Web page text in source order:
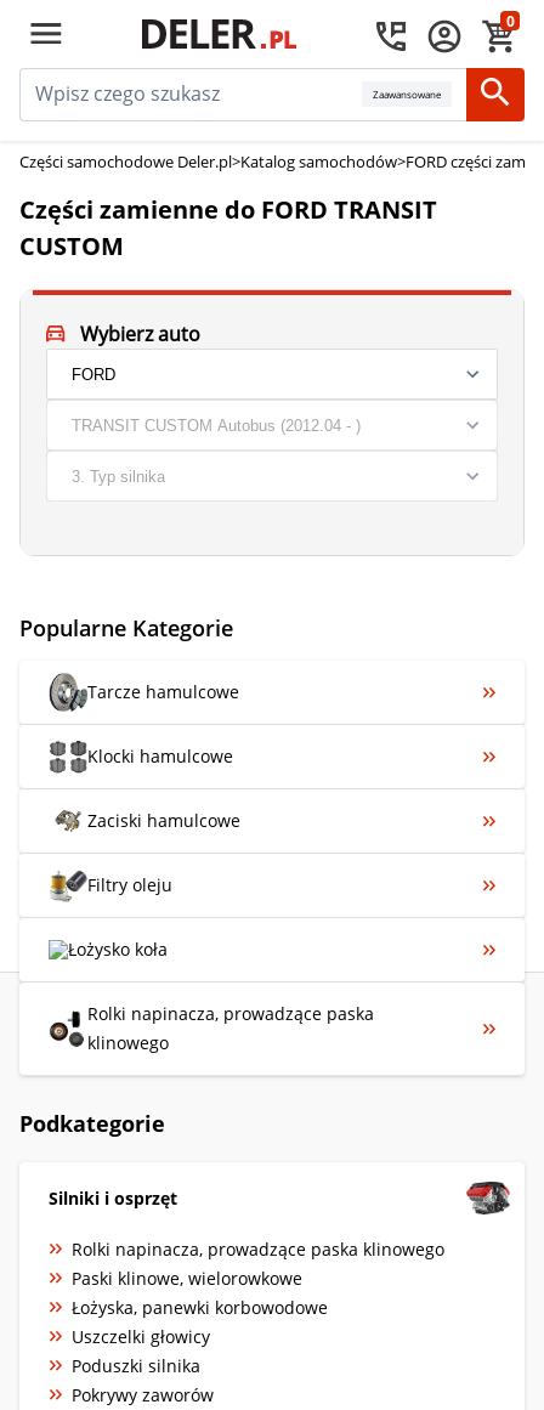
0
Zaawansowane
Części samochodowe Deler.pl>Katalog samochodów>FORD części
Części zamienne do FORD TRANSIT
CUSTOM
Wybierz auto
Popularne Kategorie
Tarcze hamulcowe
Klocki hamulcowe
Zaciski hamulcowe
Filtry oleju
Łożysko koła
Rolki napinacza, prowadzące paska
klinowego
Podkategorie
Silniki i osprzęt
Rolki napinacza, prowadzące paska klinowego
Paski klinowe, wielorowkowe
Łożyska, panewki korbowodowe
Uszczelki głowicy
Poduszki silnika
Pokrywy zaworów